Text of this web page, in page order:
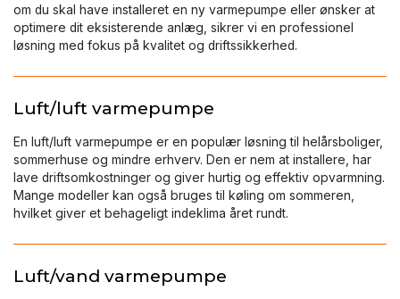
om du skal have installeret en ny varmepumpe eller ønsker at
optimere dit eksisterende anlæg, sikrer vi en professionel
løsning med fokus på kvalitet og driftssikkerhed.
Luft/luft varmepumpe
En luft/luft varmepumpe er en populær løsning til helårsboliger,
sommerhuse og mindre erhverv. Den er nem at installere, har
lave driftsomkostninger og giver hurtig og effektiv opvarmning.
Mange modeller kan også bruges til køling om sommeren,
hvilket giver et behageligt indeklima året rundt.
Luft/vand varmepumpe